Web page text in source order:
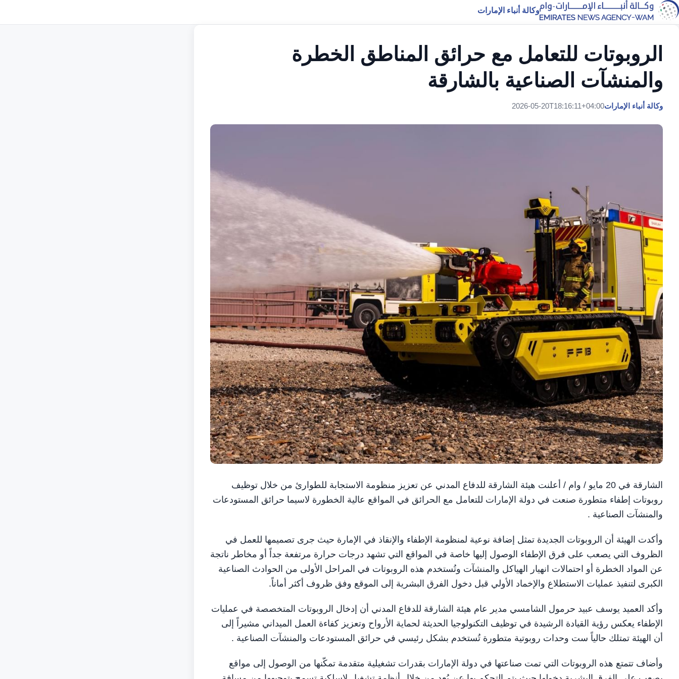
وكالة أنباء الإمارات
الروبوتات للتعامل مع حرائق المناطق الخطرة
والمنشآت الصناعية بالشارقة
وكالة أنباء الإمارات2026-05-20T18:16:11+04:00
الشارقة في 20 مايو / وام / أعلنت هيئة الشارقة للدفاع المدني عن تعزيز منظومة الاستجابة للطوارئ من خلال توظيف
روبوتات إطفاء متطورة صنعت في دولة الإمارات للتعامل مع الحرائق في المواقع عالية الخطورة لاسيما حرائق المستودعات
والمنشآت الصناعية .
وأكدت الهيئة أن الروبوتات الجديدة تمثل إضافة نوعية لمنظومة الإطفاء والإنقاذ في الإمارة حيث جرى تصميمها للعمل في
الظروف التي يصعب على فرق الإطفاء الوصول إليها خاصة في المواقع التي تشهد درجات حرارة مرتفعة جداً أو مخاطر ناتجة
عن المواد الخطرة أو احتمالات انهيار الهياكل والمنشآت وتُستخدم هذه الروبوتات في المراحل الأولى من الحوادث الصناعية
الكبرى لتنفيذ عمليات الاستطلاع والإخماد الأولي قبل دخول الفرق البشرية إلى الموقع وفق ظروف أكثر أماناً.
وأكد العميد يوسف عبيد حرمول الشامسي مدير عام هيئة الشارقة للدفاع المدني أن إدخال الروبوتات المتخصصة في عمليات
الإطفاء يعكس رؤية القيادة الرشيدة في توظيف التكنولوجيا الحديثة لحماية الأرواح وتعزيز كفاءة العمل الميداني مشيراً إلى
أن الهيئة تمتلك حالياً ست وحدات روبوتية متطورة تُستخدم بشكل رئيسي في حرائق المستودعات والمنشآت الصناعية .
وأضاف تتمتع هذه الروبوتات التي تمت صناعتها في دولة الإمارات بقدرات تشغيلية متقدمة تمكّنها من الوصول إلى مواقع